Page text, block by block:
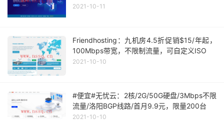
2021-10-11
Friendhosting：九机房4.5折促销$15/年起，
100Mbps带宽，不限制流量，可自定义ISO
2021-10-10
#便宜#无忧云：2核/2G/50G硬盘/3Mbps不限
流量/洛阳BGP线路/首月9.9元，限量200台
2021-10-10